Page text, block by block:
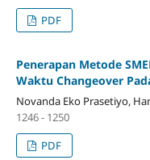
PDF
Penerapan Metode
Waktu Changeover
Novanda Eko Prasetiyo,
1246 - 1250
PDF